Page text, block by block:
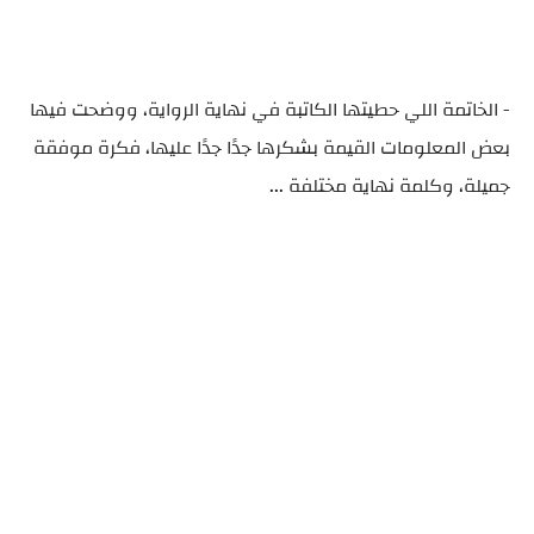
- الخاتمة اللي حطيتها الكاتبة في نهاية الرواية، ووضحت فيها
بعض المعلومات القيمة بشكرها جدًا جدًا عليها، فكرة موفقة
جميلة، وكلمة نهاية مختلفة ...